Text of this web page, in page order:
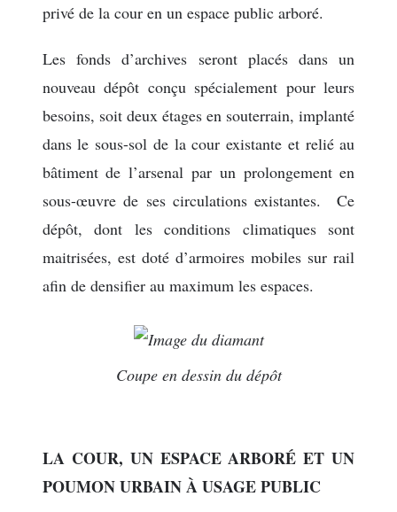
privé de la cour en un espace public arboré.
Les fonds d’archives seront placés dans un
nouveau dépôt conçu spécialement pour leurs
besoins, soit deux étages en souterrain, implanté
dans le sous-sol de la cour existante et relié au
bâtiment de l’arsenal par un prolongement en
sous-œuvre de ses circulations existantes. Ce
dépôt, dont les conditions climatiques sont
maitrisées, est doté d’armoires mobiles sur rail
afin de densifier au maximum les espaces.
Coupe en dessin du dépôt
LA COUR, UN ESPACE ARBORÉ ET UN
POUMON URBAIN À USAGE PUBLIC